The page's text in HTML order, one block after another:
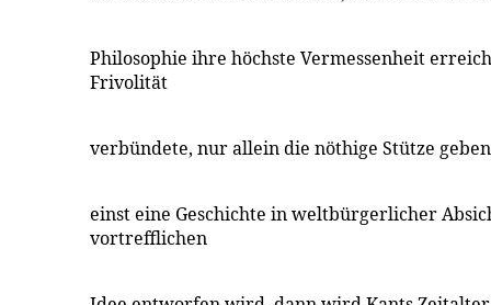
Philosophie ihre höchste Vermessenheit
Frivolität
verbündete, nur allein die nöthige Stütze
einst eine Geschichte in weltbürgerlicher
vortrefflichen